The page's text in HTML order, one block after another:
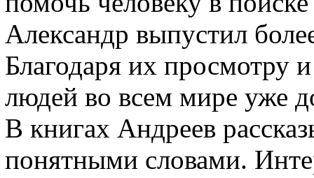
Александр выпустил
Благодаря их просмотру
людей во всем мире уже
В книгах Андреев
понятными словами.